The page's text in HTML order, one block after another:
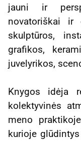
jauni ir
novatoriškai ir
skulptūros,
grafikos,
juvelyrikos,
Knygos idėja
kolektyvinės
meno
kurioje